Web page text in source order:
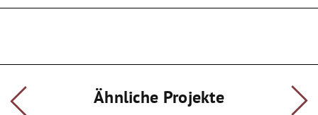
Kreativität und Flexibilität, Kommunikationsfähigkeit
Ähnliche Projekte